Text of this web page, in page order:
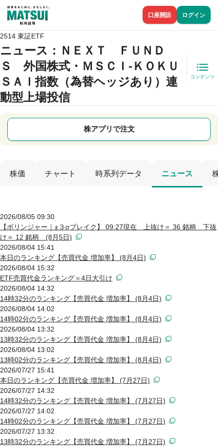
口座開設 ログイン
2514 東証ETF
ニュース ：ＮＥＸＴ ＦＵＮＤ
Ｓ 外国株式・ＭＳＣＩ‐ＫＯＫＵ
ＳＡＩ指数（為替ヘッジあり）連
動型上場投信
コンテンツ
株アプリで注文
株価 チャート 時系列データ ニュース
2026/08/05 09:30
【ボリンジャー｜±３σブレイク】 09:27現在 上抜け＝ 36 銘柄 下抜
け＝ 12 銘柄 (8月5日)
2026/08/04 15:41
本日のランキング【売買代金 増加率】 (8月4日)
2026/08/04 15:32
ETF売買代金ランキング＝4日大引け
2026/08/04 14:32
14時32分のランキング【売買代金 増加率】 (8月4日)
2026/08/04 14:02
14時02分のランキング【売買代金 増加率】 (8月4日)
2026/08/04 13:32
13時32分のランキング【売買代金 増加率】 (8月4日)
2026/08/04 13:02
13時02分のランキング【売買代金 増加率】 (8月4日)
2026/07/27 15:41
本日のランキング【売買代金 増加率】 (7月27日)
2026/07/27 14:32
14時32分のランキング【売買代金 増加率】 (7月27日)
2026/07/27 14:02
14時02分のランキング【売買代金 増加率】 (7月27日)
2026/07/27 13:32
13時32分のランキング【売買代金 増加率】 (7月27日)